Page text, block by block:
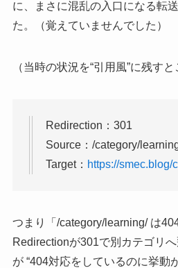
に、まさに混乱の入口になる転
た。（覚えていませんでした）
（当時の状況を“引用風”に残す
Redirection：301
Source：/category/
Target： https://smec.blog/
つまり「/category/learning/ は
Redirectionが301で別カテゴリ
が “404対応をしているのに挙動